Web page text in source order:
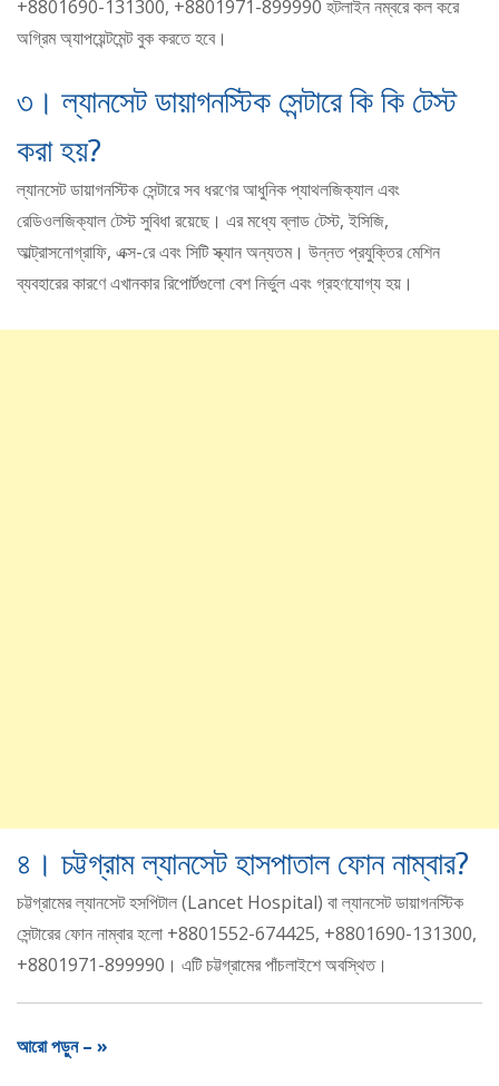
+8801690-131300, +8801971-899990 হটলাইন নম্বরে কল করে
অগ্রিম অ্যাপয়েন্টমেন্ট বুক করতে হবে।
৩। ল্যানসেট ডায়াগনস্টিক সেন্টারে কি কি টেস্ট
করা হয়?
ল্যানসেট ডায়াগনস্টিক সেন্টারে সব ধরণের আধুনিক প্যাথলজিক্যাল এবং
রেডিওলজিক্যাল টেস্ট সুবিধা রয়েছে। এর মধ্যে ব্লাড টেস্ট, ইসিজি,
আল্ট্রাসনোগ্রাফি, এক্স-রে এবং সিটি স্ক্যান অন্যতম। উন্নত প্রযুক্তির মেশিন
ব্যবহারের কারণে এখানকার রিপোর্টগুলো বেশ নির্ভুল এবং গ্রহণযোগ্য হয়।
৪। চট্টগ্রাম ল্যানসেট হাসপাতাল ফোন নাম্বার?
চট্টগ্রামের ল্যানসেট হসপিটাল (Lancet Hospital) বা ল্যানসেট ডায়াগনস্টিক
সেন্টারের ফোন নাম্বার হলো +8801552-674425, +8801690-131300,
+8801971-899990। এটি চট্টগ্রামের পাঁচলাইশে অবস্থিত।
আরো পড়ুন – »